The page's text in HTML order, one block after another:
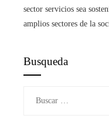
sector servicios sea
amplios sectores de la
Busqueda